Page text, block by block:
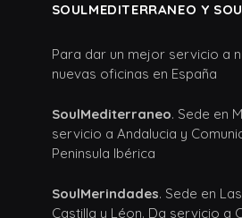
SOULMEDITERRANEO Y
Para dar un mejor servicio a
nuevas oficinas en España
SoulMediterraneo. Sede en
servicio a Andalucia y
Peninsula Ibérica
SoulMerindades. Sede en
Castilla y Léon. Da servicio a